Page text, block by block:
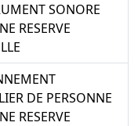
SONORE
RESERVE
DE PERSONNE
RESERVE